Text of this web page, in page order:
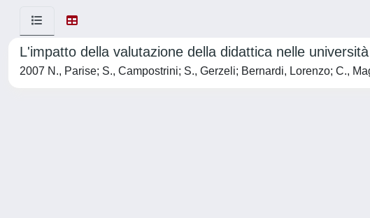
L'impatto della valutazione della didattica nelle
2007 N., Parise; S., Campostrini; S., Gerzeli; Bernardi, Lorenzo; C.,